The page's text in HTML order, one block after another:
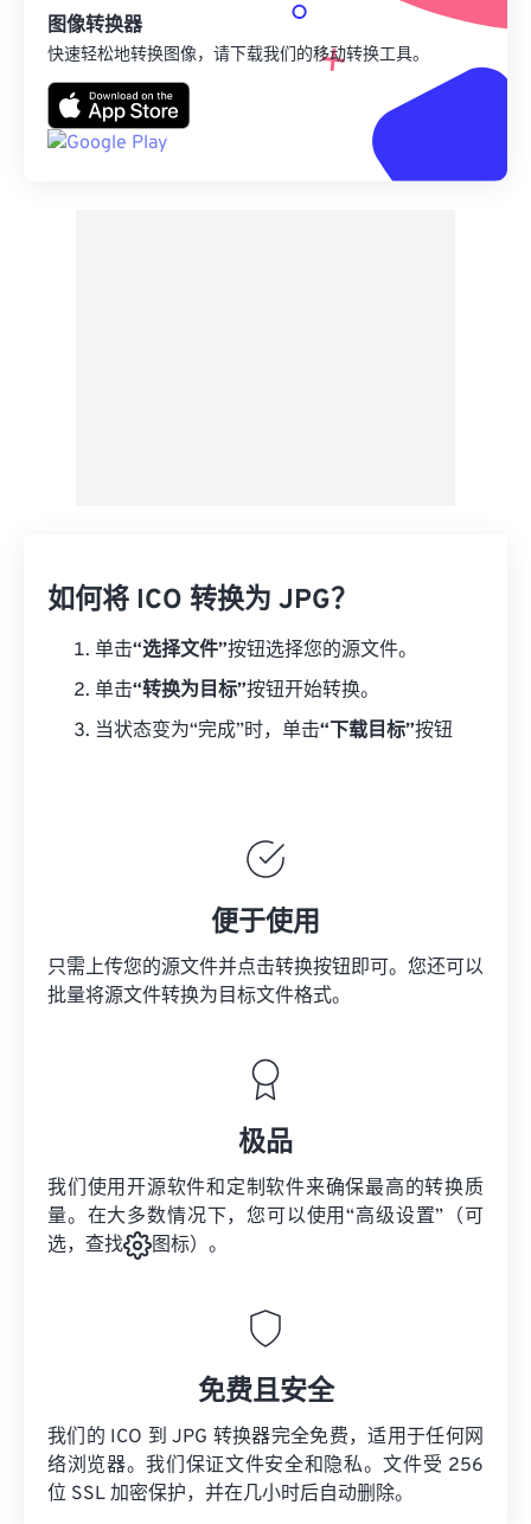
图像转换器
快速轻松地转换图像，请下载我们的移动转换工具。
如何将 ICO 转换为 JPG？
单击“选择文件”按钮选择您的源文件。
单击“转换为目标”按钮开始转换。
当状态变为“完成”时，单击“下载目标”按钮
便于使用
只需上传您的源文件并点击转换按钮即可。您还可以
批量将源文件转换为目标文件格式。
极品
我们使用开源软件和定制软件来确保最高的转换质
量。在大多数情况下，您可以使用“高级设置”（可
选，查找
图标）。
免费且安全
我们的 ICO 到 JPG 转换器完全免费，适用于任何网
络浏览器。我们保证文件安全和隐私。文件受 256
位 SSL 加密保护，并在几小时后自动删除。